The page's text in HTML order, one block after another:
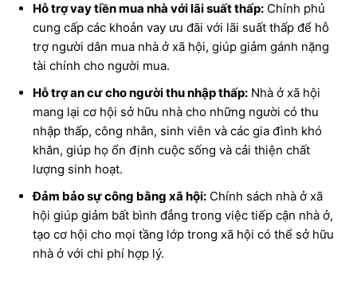
Hỗ trợ vay tiền mua nhà với lãi suất thấp: Chính phủ
cung cấp các khoản vay ưu đãi với lãi suất thấp để hỗ
trợ người dân mua nhà ở xã hội, giúp giảm gánh nặng
tài chính cho người mua.
Hỗ trợ an cư cho người thu nhập thấp: Nhà ở xã hội
mang lại cơ hội sở hữu nhà cho những người có thu
nhập thấp, công nhân, sinh viên và các gia đình khó
khăn, giúp họ ổn định cuộc sống và cải thiện chất
lượng sinh hoạt.
Đảm bảo sự công bằng xã hội: Chính sách nhà ở xã
hội giúp giảm bất bình đẳng trong việc tiếp cận nhà ở,
tạo cơ hội cho mọi tầng lớp trong xã hội có thể sở hữu
nhà ở với chi phí hợp lý.